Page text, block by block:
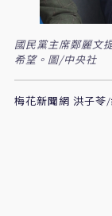
國民黨主席鄭麗文
希望。圖/中央社
梅花新聞網 洪子苓